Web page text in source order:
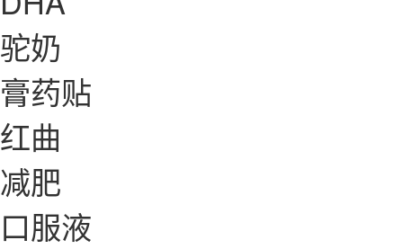
驼奶
膏药贴
红曲
减肥
口服液